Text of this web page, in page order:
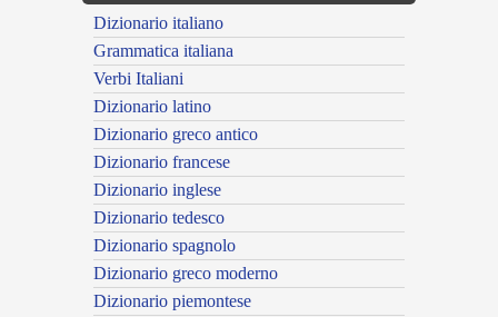
Dizionario italiano
Grammatica italiana
Verbi Italiani
Dizionario latino
Dizionario greco antico
Dizionario francese
Dizionario inglese
Dizionario tedesco
Dizionario spagnolo
Dizionario greco moderno
Dizionario piemontese